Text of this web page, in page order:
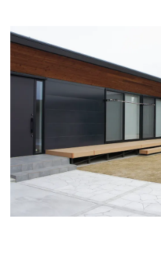
LIXIL ココマ
LIXIL サニーブリーズフェンス
LIXIL スタイルコート
LIXIL スマート宅配ポスト
LIXIL ネクストポスト
LIXIL ハイサモア
LIXIL
LIXIL ファンクションユニッ
LIXIL ファンクションユニッ